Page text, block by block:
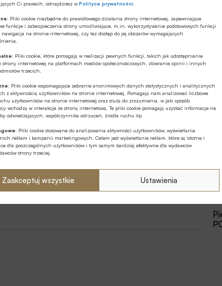
Ci prawach, odnajdziesz wPolityce prywatności
Pliki cookie niezbędne do prawidłowego działania strony internetowej, zapewniające
funkcje i zabezpieczenia strony umożliwiające, m.in. wykorzystywanie podstawowych funkcji
na stronie internetowej, czy tez dostęp do jej obszarów wymagających
Pliki cookie, które pomagają w realizacji pewnych funkcji, takich jak udostępnianie
strony internetowej na platformach mediów społecznościowych, zbieranie opinii i innych
trzecich.
Pliki cookie wspomagające zebranie anonimowych danych statystycznych i analitycznych
z aktywnością użytkowników na stronie internetowej. Pomagają nam analizować liczbowe
użytkowników na stronie internetowej oraz służą do zrozumienia, w jaki sposób
wchodzą w interakcje ze stroną internetową. Te pliki cookie pomagają uzyskać informacje na
odwiedzających, współczynnika odrzuceń, źródła ruchu itp.
Pliki cookie stosowane do analizowania aktywności użytkowników, wyświetlania
reklam i kampanii marketingowych. Celem jest wyświetlanie reklam, które są istotne i
dla poszczególnych użytkowników i tym samym bardziej efektywne dla wydawców
strony trzeciej.
Zaakceptuj wszystkie Ustawienia
Play Telekomunikacja telekomy